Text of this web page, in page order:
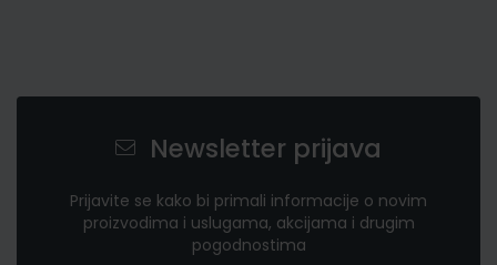
Newsletter prijava
Prijavite se kako bi primali informacije o novim
proizvodima i uslugama, akcijama i drugim
pogodnostima